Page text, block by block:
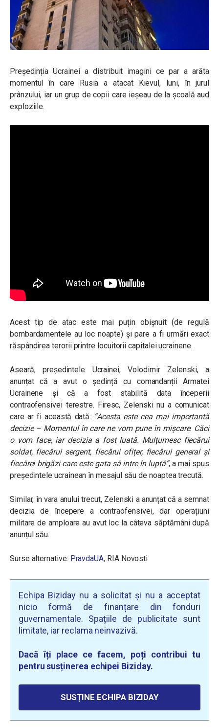
Președinția Ucrainei a distribuit imagini ce par a arăta
momentul în care Rusia a atacat Kievul, luni, în jurul
prânzului, iar un grup de copii care ieșeau de la școală aud
exploziile.
Acest tip de atac este mai puțin obișnuit (de regulă
bombardamentele au loc noapte) și pare a fi urmări exact
răspândirea terorii printre locuitorii capitalei ucrainene.
Aseară, președintele Ucrainei, Volodimir Zelenski, a
anunțat că a avut o ședință cu comandanții Armatei
Ucrainene și că a fost stabilită data începerii
contraofensivei terestre. Firesc, Zelenski nu a comunicat
care ar fi această dată: “Acesta este cea mai importantă
decizie – Momentul în care ne vom pune în mișcare. Căci
o vom face, iar decizia a fost luată. Mulțumesc fiecărui
soldat, fiecărui sergent, fiecărui ofițer, fiecărui general și
fiecărei brigăzi care este gata să intre în luptă“, a mai spus
președintele ucrainean în mesajul său de noaptea trecută.
Similar, în vara anului trecut, Zelenski a anunțat că a semnat
decizia de începere a contraofensivei, dar operațiuni
militare de amploare au avut loc la câteva săptămâni după
anunțul său.
Surse alternative: PravdaUA, RIA Novosti
Echipa Biziday nu a solicitat și nu a acceptat
nicio formă de finanțare din fonduri
guvernamentale. Spațiile de publicitate sunt
limitate, iar reclama neinvazivă.
Dacă îți place ce facem, poți contribui tu
pentru susținerea echipei Biziday.
SUSȚINE ECHIPA BIZIDAY